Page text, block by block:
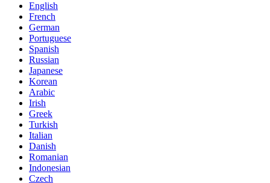
English
French
German
Portuguese
Spanish
Russian
Japanese
Korean
Arabic
Irish
Greek
Turkish
Italian
Danish
Romanian
Indonesian
Czech